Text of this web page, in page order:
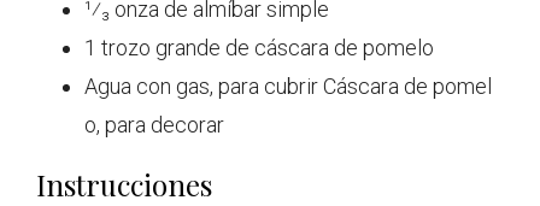
¹⁄₃ onza de almíbar simple
1 trozo grande de cáscara de pomelo
Agua con gas, para cubrir Cáscara de pomel
o, para decorar
Instrucciones